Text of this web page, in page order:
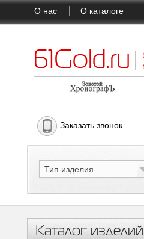
О нас О каталоге
Заказать звонок
Тип изделия
Каталог изделий